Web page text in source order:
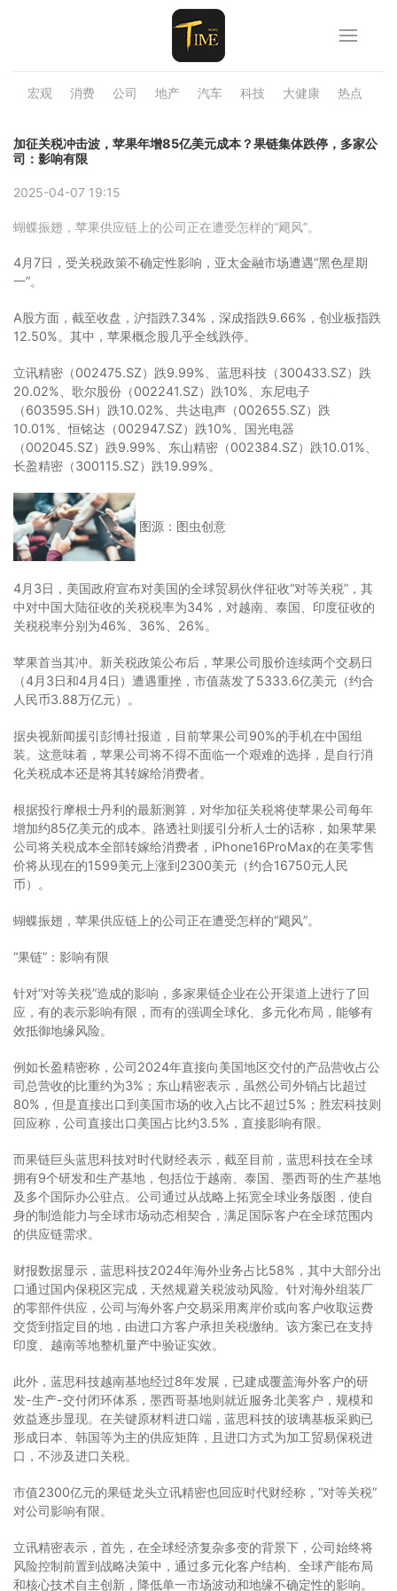
宏观 消费 公司 地产 汽车 科技 大健康 热点
加征关税冲击波，苹果年增85亿美元成本？果链集体跌停，多家公
司：影响有限
2025-04-07 19:15
蝴蝶振翅，苹果供应链上的公司正在遭受怎样的“飓风”。
4月7日，受关税政策不确定性影响，亚太金融市场遭遇“黑色星期
一”。
A股方面，截至收盘，沪指跌7.34%，深成指跌9.66%，创业板指跌
12.50%。其中，苹果概念股几乎全线跌停。
立讯精密（002475.SZ）跌9.99%、蓝思科技（300433.SZ）跌
20.02%、歌尔股份（002241.SZ）跌10%、东尼电子
（603595.SH）跌10.02%、共达电声（002655.SZ）跌
10.01%、恒铭达（002947.SZ）跌10%、国光电器
（002045.SZ）跌9.99%、东山精密（002384.SZ）跌10.01%、
长盈精密（300115.SZ）跌19.99%。
图源：图虫创意
4月3日，美国政府宣布对美国的全球贸易伙伴征收“对等关税”，其
中对中国大陆征收的关税税率为34%，对越南、泰国、印度征收的
关税税率分别为46%、36%、26%。
苹果首当其冲。新关税政策公布后，苹果公司股价连续两个交易日
（4月3日和4月4日）遭遇重挫，市值蒸发了5333.6亿美元（约合
人民币3.88万亿元）。
据央视新闻援引彭博社报道，目前苹果公司90%的手机在中国组
装。这意味着，苹果公司将不得不面临一个艰难的选择，是自行消
化关税成本还是将其转嫁给消费者。
根据投行摩根士丹利的最新测算，对华加征关税将使苹果公司每年
增加约85亿美元的成本。路透社则援引分析人士的话称，如果苹果
公司将关税成本全部转嫁给消费者，iPhone16ProMax的在美零售
价将从现在的1599美元上涨到2300美元（约合16750元人民
币）。
蝴蝶振翅，苹果供应链上的公司正在遭受怎样的“飓风”。
“果链”：影响有限
针对“对等关税”造成的影响，多家果链企业在公开渠道上进行了回
应，有的表示影响有限，而有的强调全球化、多元化布局，能够有
效抵御地缘风险。
例如长盈精密称，公司2024年直接向美国地区交付的产品营收占公
司总营收的比重约为3%；东山精密表示，虽然公司外销占比超过
80%，但是直接出口到美国市场的收入占比不超过5%；胜宏科技则
回应称，公司直接出口美国占比约3.5%，直接影响有限。
而果链巨头蓝思科技对时代财经表示，截至目前，蓝思科技在全球
拥有9个研发和生产基地，包括位于越南、泰国、墨西哥的生产基地
及多个国际办公驻点。公司通过从战略上拓宽全球业务版图，使自
身的制造能力与全球市场动态相契合，满足国际客户在全球范围内
的供应链需求。
财报数据显示，蓝思科技2024年海外业务占比58%，其中大部分出
口通过国内保税区完成，天然规避关税波动风险。针对海外组装厂
的零部件供应，公司与海外客户交易采用离岸价或向客户收取运费
交货到指定目的地，由进口方客户承担关税缴纳。该方案已在支持
印度、越南等地整机量产中验证实效。
此外，蓝思科技越南基地经过8年发展，已建成覆盖海外客户的研
发-生产-交付闭环体系，墨西哥基地则就近服务北美客户，规模和
效益逐步显现。在关键原材料进口端，蓝思科技的玻璃基板采购已
形成日本、韩国等为主的供应矩阵，且进口方式为加工贸易保税进
口，不涉及进口关税。
市值2300亿元的果链龙头立讯精密也回应时代财经称，“对等关税”
对公司影响有限。
立讯精密表示，首先，在全球经济复杂多变的背景下，公司始终将
风险控制前置到战略决策中，通过多元化客户结构、全球产能布局
和核心技术自主创新，降低单一市场波动和地缘不确定性的影响。